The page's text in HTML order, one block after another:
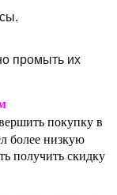
промыть их
покупку в
более низкую
получить скидку